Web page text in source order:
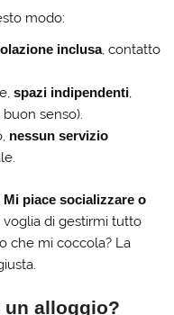
modo:
inclusa, contatto
spazi indipendenti,
senso).
nessun servizio
Mi piace socializzare o
voglia di gestirmi tutto
che mi coccola? La
un alloggio?